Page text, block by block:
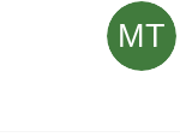
MT